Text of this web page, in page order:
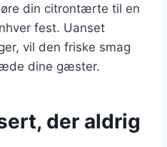
din citrontærte til en
fest. Uanset
vil den friske smag
dine gæster.
der aldrig